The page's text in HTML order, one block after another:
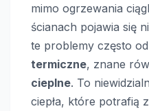
mimo ogrzewania
ścianach pojawia się
te problemy często
termiczne, znane
cieplne. To
ciepła, które potrafią